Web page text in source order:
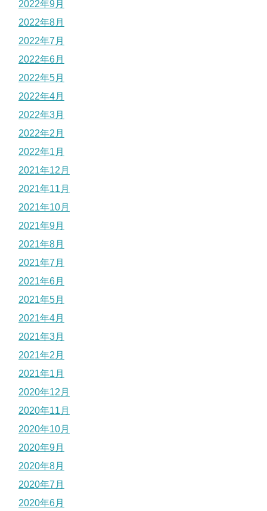
2022年9月
2022年8月
2022年7月
2022年6月
2022年5月
2022年4月
2022年3月
2022年2月
2022年1月
2021年12月
2021年11月
2021年10月
2021年9月
2021年8月
2021年7月
2021年6月
2021年5月
2021年4月
2021年3月
2021年2月
2021年1月
2020年12月
2020年11月
2020年10月
2020年9月
2020年8月
2020年7月
2020年6月